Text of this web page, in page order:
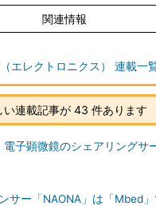
関連情報
エレクトロニクス） 連載一
い連載記事が 43 件あります
電子顕微鏡のシェアリングサ
サー「NAONA」は「Mbed